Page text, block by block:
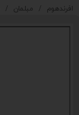
افرندهوم مبلمان